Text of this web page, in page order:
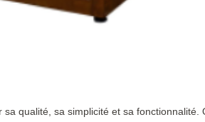
sa qualité, sa simplicité et sa